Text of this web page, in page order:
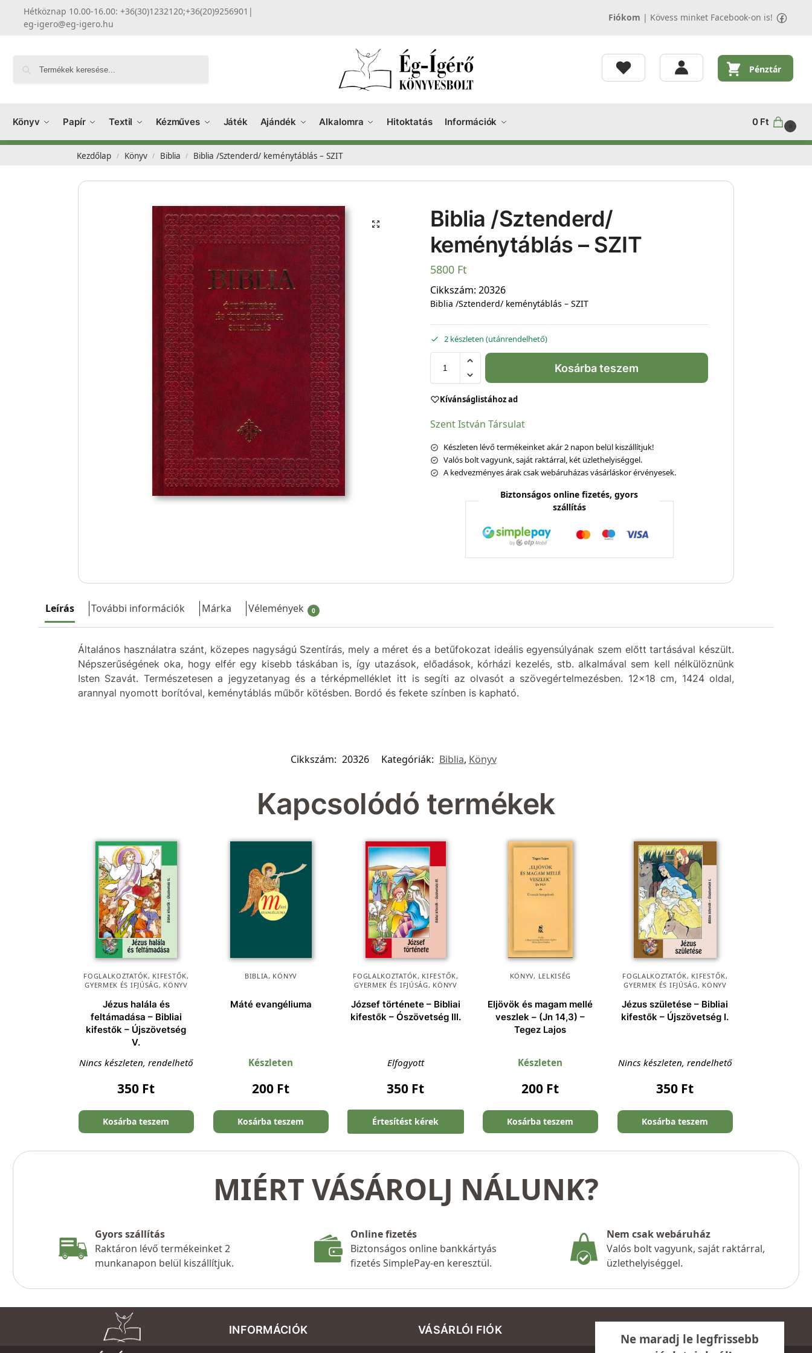
Hétköznap 10.00-16.00: +36(30)1232120;+36(20)9256901 |
eg-igero@eg-igero.hu
Fiókom | Kövess minket Facebook-on is!
Pénztár
Könyv Papír Textil Kézműves Játék Ajándék Alkalomra Hitoktatás Információk 0 Ft 0
Kezdőlap / Könyv / Biblia / Biblia /Sztenderd/ keménytáblás – SZIT
Biblia /Sztenderd/
keménytáblás – SZIT
5800 Ft
Cikkszám: 20326
Biblia /Sztenderd/ keménytáblás – SZIT
2 készleten (utánrendelhető)
Kosárba teszem
Kívánságlistához ad
Szent István Társulat
Készleten lévő termékeinket akár 2 napon belül kiszállítjuk!
Valós bolt vagyunk, saját raktárral, két üzlethelyiséggel.
A kedvezményes árak csak webáruházas vásárláskor érvényesek.
Biztonságos online fizetés, gyors
szállítás
Leírás További információk Márka Vélemények 0
Általános használatra szánt, közepes nagyságú Szentírás, mely a méret és a betűfokozat ideális egyensúlyának szem előtt tartásával készült.
Népszerűségének oka, hogy elfér egy kisebb táskában is, így utazások, előadások, kórházi kezelés, stb. alkalmával sem kell nélkülöznünk
Isten Szavát. Természetesen a jegyzetanyag és a térképmelléklet itt is segíti az olvasót a szövegértelmezésben. 12×18 cm, 1424 oldal,
arannyal nyomott borítóval, keménytáblás műbőr kötésben. Bordó és fekete színben is kapható.
Cikkszám: 20326 Kategóriák: Biblia, Könyv
Kapcsolódó termékek
FOGLALKOZTATÓK, KIFESTŐK,
GYERMEK ÉS IFJÚSÁG, KÖNYV
Jézus halála és
feltámadása – Bibliai
kifestők – Újszövetség
V.
Nincs készleten, rendelhető
350 Ft
Kosárba teszem
BIBLIA, KÖNYV
Máté evangéliuma
Készleten
200 Ft
Kosárba teszem
FOGLALKOZTATÓK, KIFESTŐK,
GYERMEK ÉS IFJÚSÁG, KÖNYV
József története – Bibliai
kifestők – Ószövetség III.
Elfogyott
350 Ft
Értesítést kérek
KÖNYV, LELKISÉG
Eljövök és magam mellé
veszlek – (Jn 14,3) –
Tegez Lajos
Készleten
200 Ft
Kosárba teszem
FOGLALKOZTATÓK, KIFESTŐK,
GYERMEK ÉS IFJÚSÁG, KÖNYV
Jézus születése – Bibliai
kifestők – Újszövetség I.
Nincs készleten, rendelhető
350 Ft
Kosárba teszem
MIÉRT VÁSÁROLJ NÁLUNK?
Gyors szállítás
Raktáron lévő termékeinket 2
munkanapon belül kiszállítjuk.
Online fizetés
Biztonságos online bankkártyás
fizetés SimplePay-en keresztül.
Nem csak webáruház
Valós bolt vagyunk, saját raktárral,
üzlethelyiséggel.
INFORMÁCIÓK VÁSÁRLÓI FIÓK
Ne maradj le legfrissebb